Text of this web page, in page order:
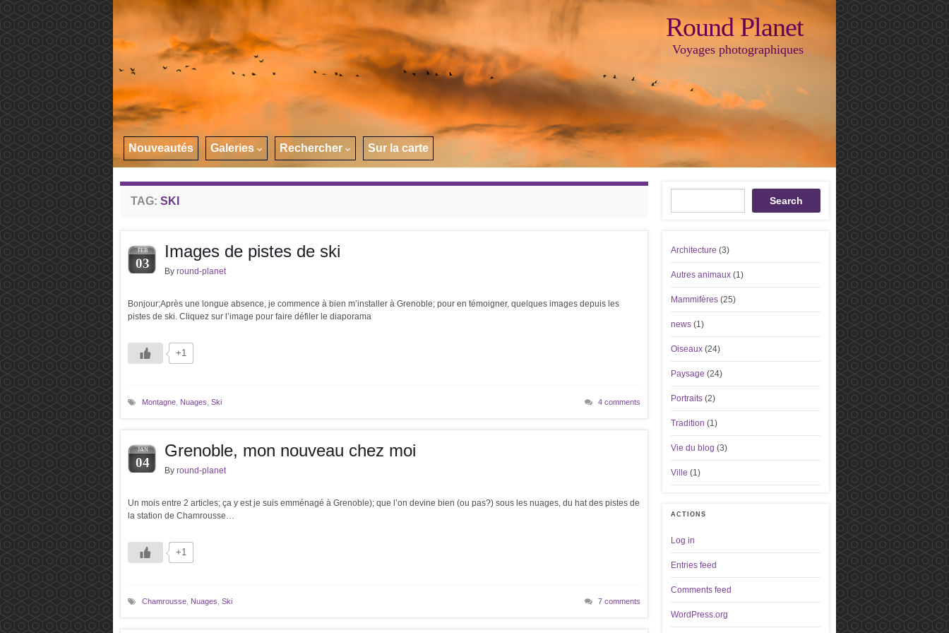
Round Planet
Voyages photographiques
Nouveautés Galeries Rechercher Sur la carte
TAG: SKI
FEB
03
Images de pistes de ski
By round-planet
Bonjour;Après une longue absence, je commence à bien m’installer à Grenoble; pour en témoigner, quelques images depuis les
pistes de ski. Cliquez sur l’image pour faire défiler le diaporama
+1
Montagne Nuages Ski 4 comments
JAN
04
Grenoble, mon nouveau chez moi
By round-planet
Un mois entre 2 articles; ça y est je suis emménagé à Grenoble); que l’on devine bien (ou pas?) sous les nuages, du hat des pistes de
la station de Chamrousse…
+1
Chamrousse Nuages Ski 7 comments
Search
Architecture (3)
Autres animaux (1)
Mammifères (25)
news (1)
Oiseaux (24)
Paysage (24)
Portraits (2)
Tradition (1)
Vie du blog (3)
Ville (1)
ACTIONS
Log in
Entries feed
Comments feed
WordPress.org